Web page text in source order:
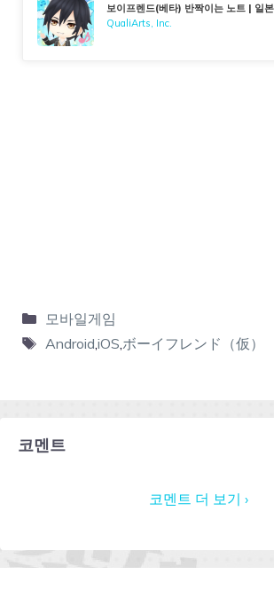
보이프렌드(베타) 반짝이는 노트 | 일
QualiArts, Inc.
모바일게임
Android iOS ボーイフレンド（仮）
코멘트
코멘트 더 보기 ›